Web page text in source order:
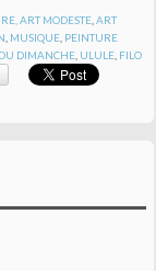
ART MODESTE, ART
MUSIQUE PEINTURE
DIMANCHE ULULE FILO